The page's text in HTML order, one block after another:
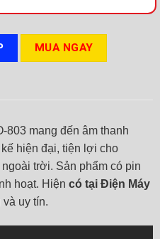
MUA NGAY
803 mang đến âm thanh
hiện đại, tiện lợi cho
trời. Sản phẩm có pin
hoạt. Hiện có tại Điện Máy
uy tín.